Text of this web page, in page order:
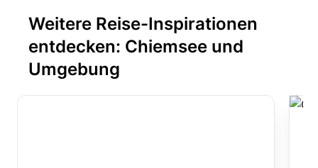
Weitere Reise-Inspirationen
entdecken: Chiemsee und
Umgebung